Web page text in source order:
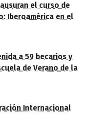
el curso de
Iberoamérica en el
a 59 becarios y
de Verano de la
Internacional